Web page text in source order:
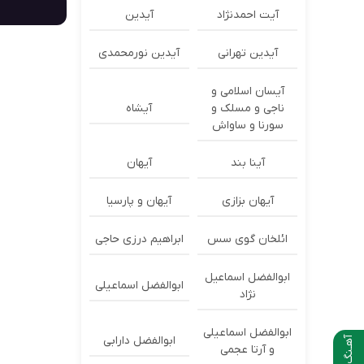
آیت احمدنژاد آیدین
آیدین تهرانی آیدین نورمحمدی
آیسان اسلامی و
ناجی و مسلک و
سورنا و ساواش
آیشاه
آینا بند آیهان
آیهان بزازی آیهان و پارسیا
ائلخان گوی سس ابراهیم درزی حاجی
ابوالفضل اسماعیل
نژاد
ابوالفضل اسماعیلی
ابوالفضل اسماعیلی
و آرتا عجمی
ابوالفضل دارابی